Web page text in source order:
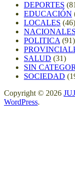
DEPORTES
EDUCACIÓN
LOCALES (46)
NACIONALES
POLITICA(91)
SALUD (31)
SIN
SOCIEDAD
Copyright © 2026
WordPress.